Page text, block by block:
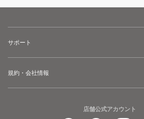
サポート
規約・会社情報
店舗公式アカウント